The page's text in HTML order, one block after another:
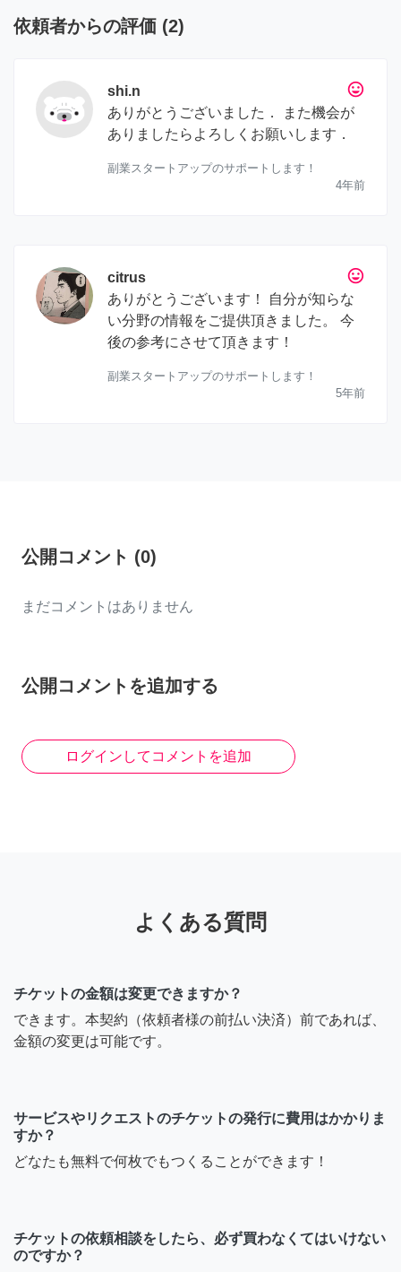
依頼者からの評価 (2)
tag_faces
shi.n
ありがとうございました． また機会が
ありましたらよろしくお願いします．
副業スタートアップのサポートします！
4年前
tag_faces
citrus
ありがとうございます！ 自分が知らな
い分野の情報をご提供頂きました。 今
後の参考にさせて頂きます！
副業スタートアップのサポートします！
5年前
公開コメント (0)
まだコメントはありません
公開コメントを追加する
ログインしてコメントを追加
よくある質問
チケットの金額は変更できますか？
できます。本契約（依頼者様の前払い決済）前であれば、
金額の変更は可能です。
サービスやリクエストのチケットの発行に費用はかかりま
すか？
どなたも無料で何枚でもつくることができます！
チケットの依頼相談をしたら、必ず買わなくてはいけない
のですか？